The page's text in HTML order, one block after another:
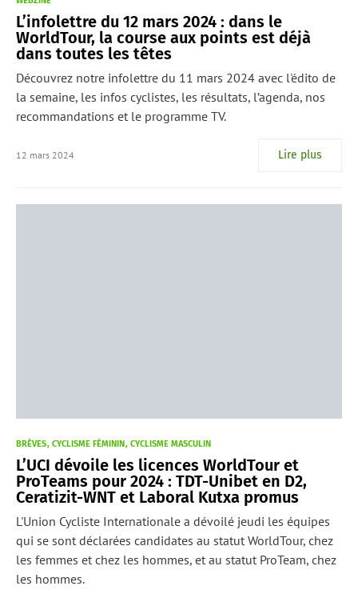
L’infolettre du 12 mars 2024 : dans le
WorldTour, la course aux points est déjà
dans toutes les têtes
Découvrez notre infolettre du 11 mars 2024 avec l'édito de
la semaine, les infos cyclistes, les résultats, l’agenda, nos
recommandations et le programme TV.
12 mars 2024 Lire plus
BRÈVES CYCLISME FÉMININ CYCLISME MASCULIN
L’UCI dévoile les licences WorldTour et
ProTeams pour 2024 : TDT-Unibet en D2,
Ceratizit-WNT et Laboral Kutxa promus
L'Union Cycliste Internationale a dévoilé jeudi les équipes
qui se sont déclarées candidates au statut WorldTour, chez
les femmes et chez les hommes, et au statut ProTeam, chez
les hommes.